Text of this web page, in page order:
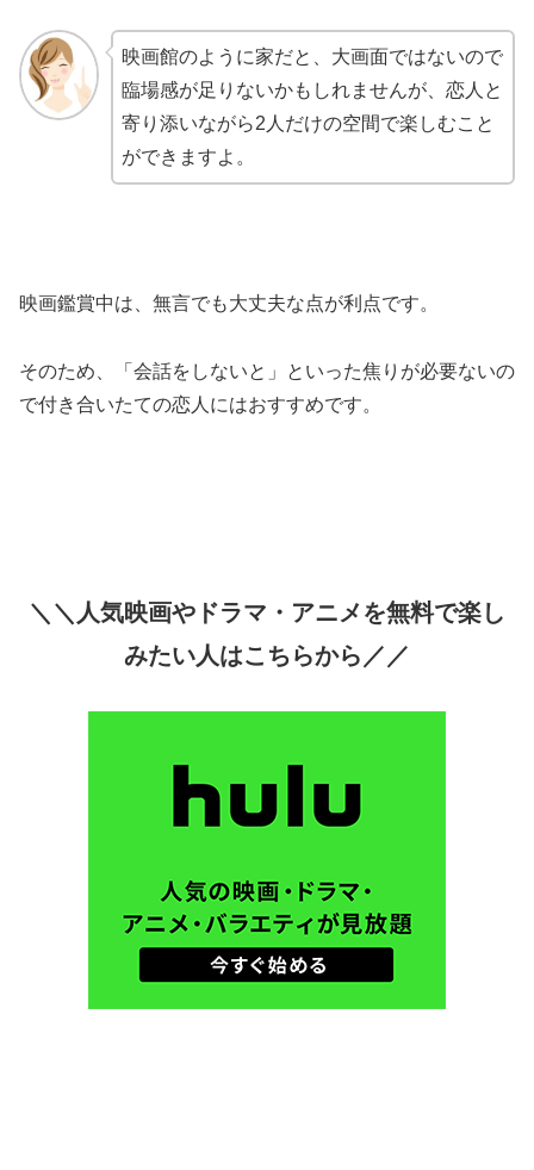
映画館のように家だと、大画面ではないので
臨場感が足りないかもしれませんが、恋人と
寄り添いながら2人だけの空間で楽しむこと
ができますよ。
映画鑑賞中は、無言でも大丈夫な点が利点です。
そのため、「会話をしないと」といった焦りが必要ないの
で付き合いたての恋人にはおすすめです。
＼＼人気映画やドラマ・アニメを無料で楽し
みたい人はこちらから／／